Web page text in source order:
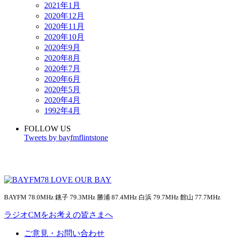
2021年1月
2020年12月
2020年11月
2020年10月
2020年9月
2020年8月
2020年7月
2020年6月
2020年5月
2020年4月
1992年4月
FOLLOW US
Tweets by bayfmflintstone
BAYFM 78.0MHz 銚子 79.3MHz 勝浦 87.4MHz 白浜 79.7MHz 館山 77.7MHz
ラジオCMをお考えの皆さまへ
ご意見・お問い合わせ